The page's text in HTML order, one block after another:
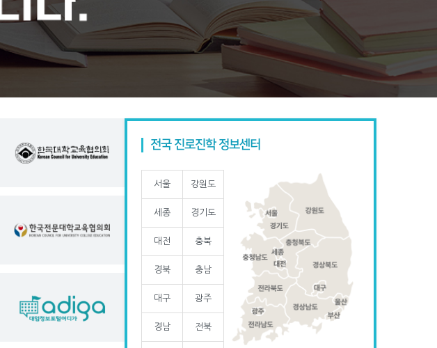
전국 진로진학 정보센터
서울 강원도
세종 경기도
대전 충북
경북 충남
대구 광주
경남 전북